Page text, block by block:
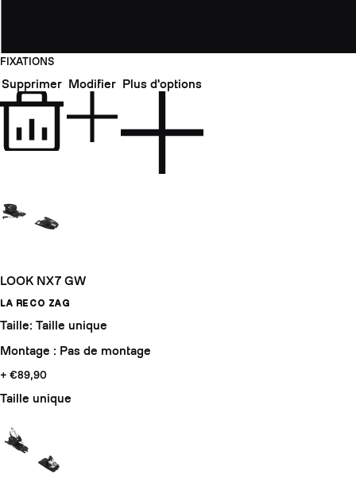
FIXATIONS
Supprimer Modifier Plus d'options
LOOK NX7 GW
LA RECO ZAG
Taille: Taille unique
Montage : Pas de montage
+ €89,90
Taille unique